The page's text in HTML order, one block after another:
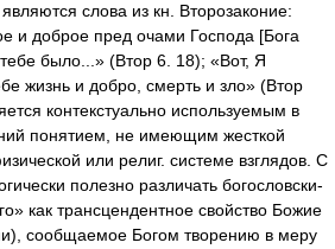
слова из кн. Второзаконие:
и доброе пред очами Господа [Бога
было...» (Втор 6. 18); «Вот, Я
жизнь и добро, смерть и зло» (Втор
контекстуально используемым в
понятием, не имеющим жесткой
или религ. системе взглядов. С
полезно различать богословски-
как трансцендентное свойство Божие
сообщаемое Богом творению в меру